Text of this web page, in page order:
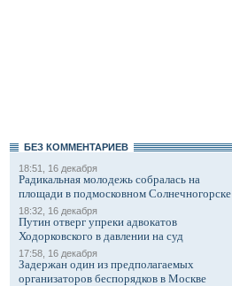
БЕЗ КОМMЕНТАРИЕВ
18:51, 16 декабря
Радикальная молодежь собралась на
площади в подмосковном Солнечногорске
18:32, 16 декабря
Путин отверг упреки адвокатов
Ходорковского в давлении на суд
17:58, 16 декабря
Задержан один из предполагаемых
организаторов беспорядков в Москве